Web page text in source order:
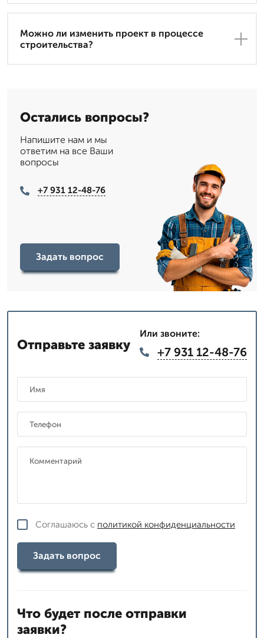
Можно ли изменить проект в процессе
строительства?
Остались вопросы?
Напишите нам и мы
ответим на все Ваши
вопросы
+7 931 12-48-76
Задать вопрос
Отправьте заявку
Или звоните:
+7 931 12-48-76
Соглашаюсь с политикой конфиденциальности
Задать вопрос
Что будет после отправки
заявки?